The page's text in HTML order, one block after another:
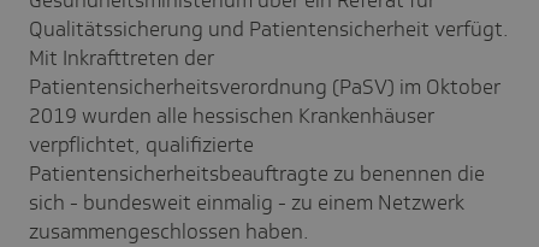
Qualitätssicherung und Patientensicherheit verfügt.
Mit Inkrafttreten der
Patientensicherheitsverordnung (PaSV) im Oktober
2019 wurden alle hessischen Krankenhäuser
verpflichtet, qualifizierte
Patientensicherheitsbeauftragte zu benennen die
sich - bundesweit einmalig - zu einem Netzwerk
zusammengeschlossen haben.